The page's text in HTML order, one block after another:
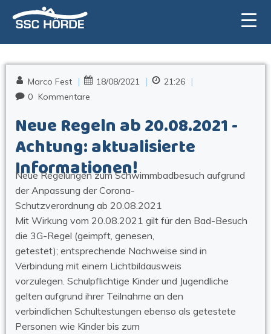
Marco Fest | 18/08/2021 | 21:26 |
0 Kommentare
Neue Regeln ab 20.08.2021 -
Achtung: aktualisierte
Informationen!
Neue Regelungen zum Schwimmbadbesuch aufgrund
der Anpassung der Corona-
Schutzverordnung ab 20.08.2021
Mit Wirkung vom 20.08.2021 gilt für den Bad-Besuch
die 3G-Regel (geimpft, genesen,
getestet); entsprechende Nachweise sind in
Verbindung mit einem Lichtbildausweis
vorzulegen. Schulpflichtige Kinder und Jugendliche
gelten aufgrund ihrer Teilnahme an den
verbindlichen Schultestungen ebenso als getestete
Personen wie Kinder bis zum